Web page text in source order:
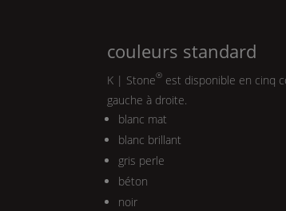
couleurs standard
K | Stone® est disponible en cinq
gauche à droite.
blanc mat
blanc brillant
gris perle
béton
noir